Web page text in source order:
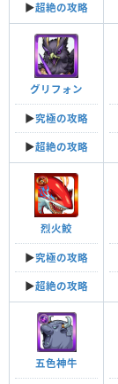
▶︎超絶の攻略
グリフォン
▶︎究極の攻略
▶︎超絶の攻略
烈火鮫
▶︎究極の攻略
▶︎超絶の攻略
五色神牛